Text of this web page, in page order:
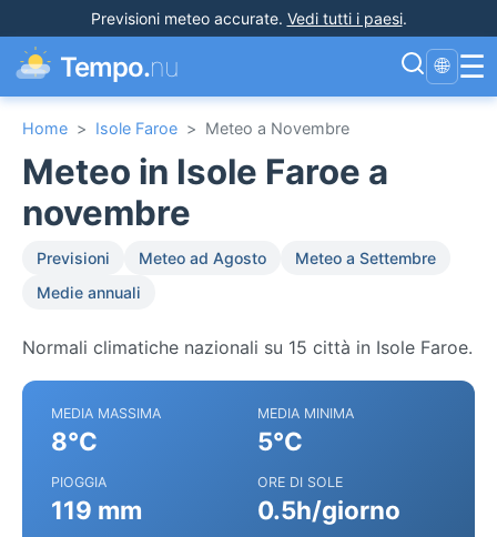
Previsioni meteo accurate. Vedi tutti i paesi.
Tempo.nu 🌐 ☰
Home > Isole Faroe > Meteo a Novembre
Meteo in Isole Faroe a
novembre
Previsioni Meteo ad Agosto
Meteo a Settembre
Medie annuali
Normali climatiche nazionali su 15 città in Isole Faroe.
MEDIA MASSIMA
8°C
MEDIA MINIMA
5°C
PIOGGIA
119 mm
ORE DI SOLE
0.5h/giorno